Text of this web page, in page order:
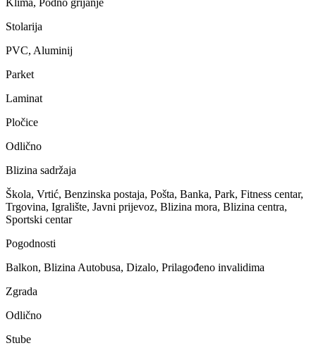
Klima, Podno grijanje
Stolarija
PVC, Aluminij
Parket
Laminat
Pločice
Odlično
Blizina sadržaja
Škola, Vrtić, Benzinska postaja, Pošta, Banka, Park, Fitness centar,
Trgovina, Igralište, Javni prijevoz, Blizina mora, Blizina centra,
Sportski centar
Pogodnosti
Balkon, Blizina Autobusa, Dizalo, Prilagođeno invalidima
Zgrada
Odlično
Stube